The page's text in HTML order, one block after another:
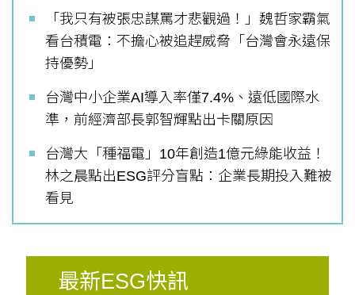
「我只有被張忠謀罵才悲觀過！」魏哲家霸氣
看台積電：不擔心被追趕威脅「台灣會永遠保
持優勢」
台灣中小企業AI導入率僅7.4%、遠低國際水
準，前經濟部長郭智輝點出卡關原因
台灣大「種福電」10年創造1億元綠能收益！
林之晨點出ESG評分盲點：企業長期投入難被
看見
最新ESG快訊